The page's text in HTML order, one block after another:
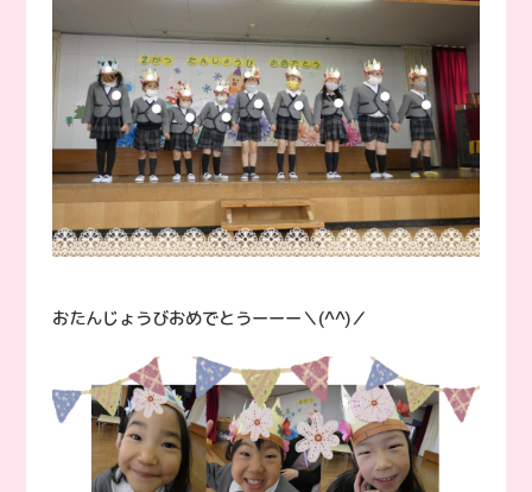
おたんじょうびおめでとうーーー＼(^^)／